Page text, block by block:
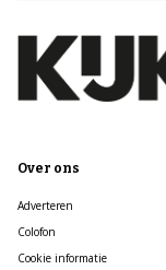
Over ons
Adverteren
Colofon
Cookie informatie